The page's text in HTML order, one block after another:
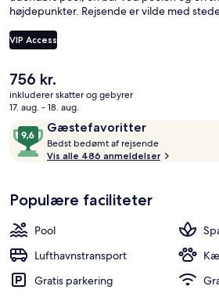
højdepunkter. Rejsende er vilde med
VIP Access
Den
nuværende
pris
756 kr.
756 kr.
inkluderer skatter og gebyrer
17. aug. - 18. aug.
AnmeldelserGæstefavoritter
9,6
ud
af
Gæstefavoritter
Bedst bedømt af rejsende
e
Vis alle 486 anmeldelser
Populære faciliteter
Pool
Lufthavnstransport
Gratis parkering